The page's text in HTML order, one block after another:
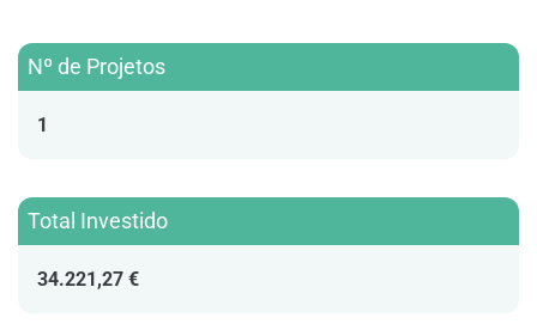
Nº de Projetos
1
Total Investido
34.221,27 €